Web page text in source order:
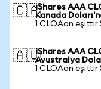
🇨🇦iShares AAA
Kanada
1 CLOAon eşittir
🇦🇺iShares AAA
Avustralya
1 CLOAon eşittir